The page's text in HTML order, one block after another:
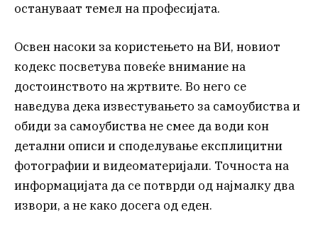
остануваат темел на професијата.
Освен насоки за користењето на ВИ, новиот
кодекс посветува повеќе внимание на
достоинството на жртвите. Во него се
наведува дека известувањето за самоубиства и
обиди за самоубиства не смее да води кон
детални описи и споделување експлицитни
фотографии и видеоматеријали. Точноста на
информацијата да се потврди од најмалку два
извори, а не како досега од еден.